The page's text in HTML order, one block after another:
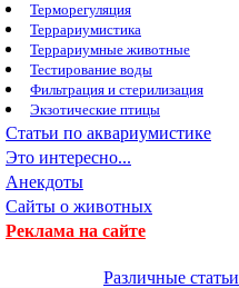
Терморегуляция
Террариумистика
Террариумные животные
Тестирование воды
Фильтрация и стерилизация
Экзотические птицы
Статьи по аквариумистике
Это интересно...
Анекдоты
Сайты о животных
Реклама на сайте
Различные статьи